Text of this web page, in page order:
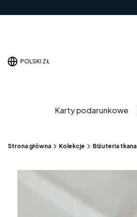
POLSKI ZŁ
Karty podarunkowe
Strona główna Kolekcje Biżuteria tkana